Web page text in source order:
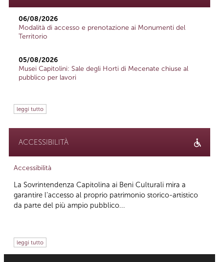
06/08/2026
Modalità di accesso e prenotazione ai Monumenti del
Territorio
05/08/2026
Musei Capitolini: Sale degli Horti di Mecenate chiuse al
pubblico per lavori
leggi tutto
ACCESSIBILITÀ
Accessibilità
La Sovrintendenza Capitolina ai Beni Culturali mira a
garantire l’accesso al proprio patrimonio storico-artistico
da parte del più ampio pubblico...
leggi tutto